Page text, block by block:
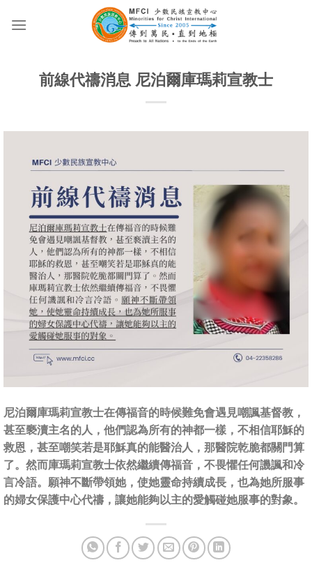
前線代禱消息 尼泊爾庫瑪莉宣教士
尼泊爾庫瑪莉宣教士在傳福音的時候難免會遇見嘲諷基督教，
甚至褻瀆主名的人，他們認為所有的神都一樣，不相信耶穌的
救恩，甚至嘲笑若是耶穌真的能醫治人，那醫院乾脆都關門算
了。然而庫瑪莉宣教士依然繼續傳福音，不畏懼任何譏諷和冷
言冷語。願神不斷帶領她，使她靈命持續成長，也為她所服事
的婦女保護中心代禱，讓她能夠以主的愛觸碰她服事的對象。